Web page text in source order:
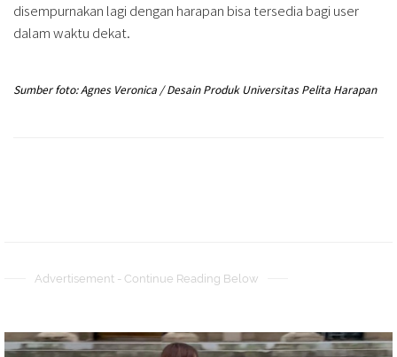
disempurnakan lagi dengan harapan bisa tersedia bagi user
dalam waktu dekat.
Sumber foto: Agnes Veronica / Desain Produk Universitas Pelita Harapan
Advertisement - Continue Reading Below